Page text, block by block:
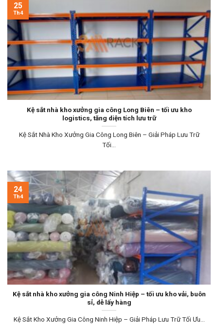
Kệ sắt nhà kho xưởng gia công Long Biên – tối ưu kho
logistics, tăng diện tích lưu trữ
Kệ Sắt Nhà Kho Xưởng Gia Công Long Biên – Giải Pháp Lưu Trữ
Tối...
25
Th4
Kệ sắt nhà kho xưởng gia công Ninh Hiệp – tối ưu kho vải, buôn
sỉ, dễ lấy hàng
Kệ Sắt Kho Xưởng Gia Công Ninh Hiệp – Giải Pháp Lưu Trữ Tối Ưu...
24
Th4